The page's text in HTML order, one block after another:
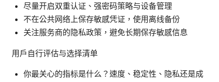
尽量开启双重认证、强密码策略与设备管理
不在公共网络上保存敏感凭证，使用离线备份
关注服务商的隐私政策，避免长期保存敏感信息
用户自行评估与选择清单
你最关心的指标是什么？速度、稳定性、隐私还是成